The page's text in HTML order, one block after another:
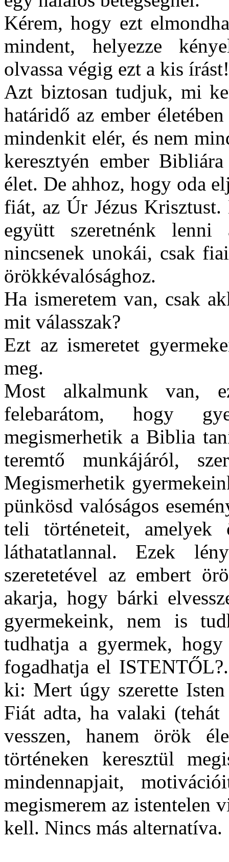
Kérem, hogy ezt
mindent, helyezze
olvassa végig ezt a kis írást!
Azt biztosan tudjuk, mi
határidő az ember
mindenkit elér, és nem
keresztyén ember
élet. De ahhoz, hogy oda
fiát, az Úr Jézus
együtt szeretnénk lenni
nincsenek unokái, csak
örökkévalósághoz.
Ha ismeretem van, csak
mit válasszak?
Ezt az ismeretet
meg.
Most alkalmunk van,
felebarátom, hogy
megismerhetik a Biblia
teremtő munkájáról,
Megismerhetik
pünkösd valóságos
teli történeteit,
láthatatlannal. Ezek
szeretetével az embert
akarja, hogy bárki
gyermekeink, nem is
tudhatja a gyermek,
fogadhatja el
ki: Mert úgy szerette
Fiát adta, ha valaki (tehát
vesszen, hanem örök
történeken keresztül
mindennapjait,
megismerem az istentelen
kell. Nincs más alternatíva.